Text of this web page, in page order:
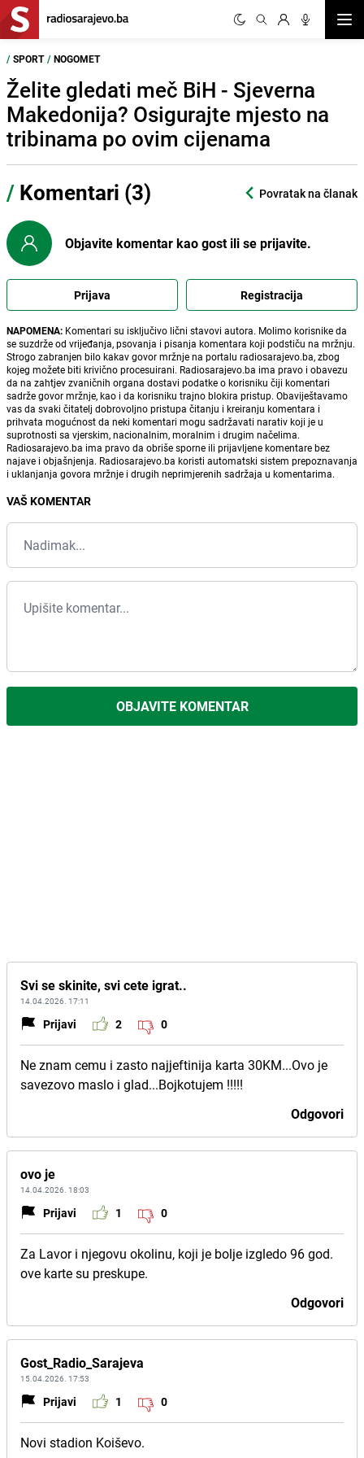
/ SPORT / NOGOMET
Želite gledati meč BiH - Sjeverna
Makedonija? Osigurajte mjesto na
tribinama po ovim cijenama
/ Komentari (3) Povratak na članak
Objavite komentar kao gost ili se prijavite.
Prijava Registracija
NAPOMENA: Komentari su isključivo lični stavovi autora. Molimo korisnike da
se suzdrže od vrijeđanja, psovanja i pisanja komentara koji podstiču na mržnju.
Strogo zabranjen bilo kakav govor mržnje na portalu radiosarajevo.ba, zbog
kojeg možete biti krivično procesuirani. Radiosarajevo.ba ima pravo i obavezu
da na zahtjev zvaničnih organa dostavi podatke o korisniku čiji komentari
sadrže govor mržnje, kao i da korisniku trajno blokira pristup. Obaviještavamo
vas da svaki čitatelj dobrovoljno pristupa čitanju i kreiranju komentara i
prihvata mogućnost da neki komentari mogu sadržavati narativ koji je u
suprotnosti sa vjerskim, nacionalnim, moralnim i drugim načelima.
Radiosarajevo.ba ima pravo da obriše sporne ili prijavljene komentare bez
najave i objašnjenja. Radiosarajevo.ba koristi automatski sistem prepoznavanja
i uklanjanja govora mržnje i drugih neprimjerenih sadržaja u komentarima.
VAŠ KOMENTAR
OBJAVITE KOMENTAR
Svi se skinite, svi cete igrat..
14.04.2026. 17:11
Prijavi 2 0
Ne znam cemu i zasto najjeftinija karta 30KM...Ovo je
savezovo maslo i glad...Bojkotujem !!!!!
Odgovori
ovo je
14.04.2026. 18:03
Prijavi 1 0
Za Lavor i njegovu okolinu, koji je bolje izgledo 96 god.
ove karte su preskupe.
Odgovori
Gost_Radio_Sarajeva
15.04.2026. 17:53
Prijavi 1 0
Novi stadion Koiševo.